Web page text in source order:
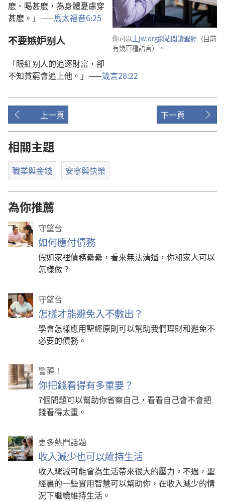
你可以 上jw.org網站閲讀聖經 （目前
有幾百種語言）。
麽、喝甚麽，為身體憂慮穿
甚麽。」——馬太福音6:25
不要嫉妒别人
「眼紅别人的追逐財富，卻
不知貧窮會追上他。」——箴言28:22
上一頁 下一頁
相關主題
職業與金錢 安寧與快樂
為你推薦
守望台
如何應付債務
假如家裡債務纍纍，看來無法清還，你和家人可以
怎樣做？
守望台
怎樣才能避免入不敷出？
學會怎樣應用聖經原則可以幫助我們理財和避免不
必要的債務。
警醒！
你把錢看得有多重要？
7個問題可以幫助你省察自己，看看自己會不會把
錢看得太重。
更多熱門話題
收入減少也可以維持生活
收入驟減可能會為生活帶來很大的壓力。不過，聖
經裏的一些實用智慧可以幫助你，在收入減少的情
況下繼續維持生活。